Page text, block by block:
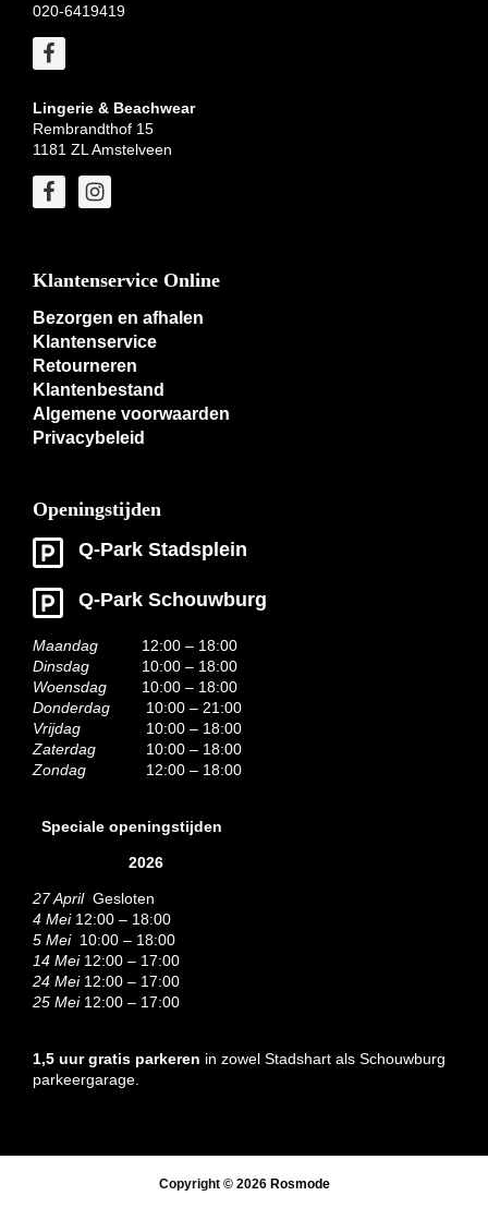
020-6419419
Lingerie & Beachwear
Rembrandthof 15
1181 ZL Amstelveen
Klantenservice Online
Bezorgen en afhalen
Klantenservice
Retourneren
Klantenbestand
Algemene voorwaarden
Privacybeleid
Openingstijden
Q-Park Stadsplein
Q-Park Schouwburg
Maandag
12:00 – 18:00
Dinsdag
10:00 – 18:00
Woensdag
10:00 – 18:00
Donderdag
10:00 – 21:00
Vrijdag
10:00 – 18:00
Zaterdag
10:00 – 18:00
Zondag
12:00 – 18:00
Speciale openingstijden
2026
27 AprilGesloten
4 Mei12:00 – 18:00
5 Mei10:00 – 18:00
14 Mei12:00 – 17:00
24 Mei12:00 – 17:00
25 Mei 12:00 – 17:00
1,5 uur gratis parkeren in zowel Stadshart als Schouwburg
parkeergarage.
Copyright © 2026 Rosmode